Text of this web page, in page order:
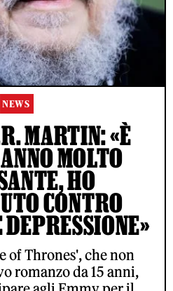
NEWS
MARTIN: «È
MOLTO
HO
CONTRO
of Thrones', che non
romanzo da 15 anni,